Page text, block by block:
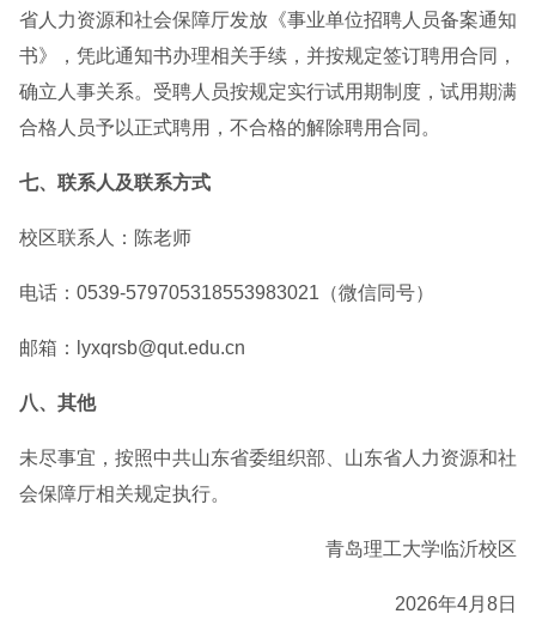
省人力资源和社会保障厅发放《事业单位招聘人员备案通知
书》，凭此通知书办理相关手续，并按规定签订聘用合同，
确立人事关系。受聘人员按规定实行试用期制度，试用期满
合格人员予以正式聘用，不合格的解除聘用合同。
七、联系人及联系方式
校区联系人：陈老师
电话：0539-579705318553983021（微信同号）
邮箱：lyxqrsb@qut.edu.cn
八、其他
未尽事宜，按照中共山东省委组织部、山东省人力资源和社
会保障厅相关规定执行。
青岛理工大学临沂校区
2026年4月8日